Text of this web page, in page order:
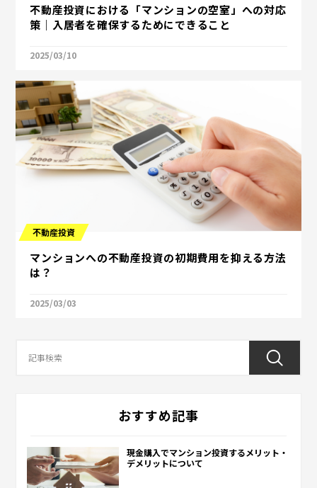
不動産投資における「マンションの空室」への対応
策｜入居者を確保するためにできること
2025/03/10
不動産投資
マンションへの不動産投資の初期費用を抑える方法
は？
2025/03/03
おすすめ記事
現金購入でマンション投資するメリット・
デメリットについて